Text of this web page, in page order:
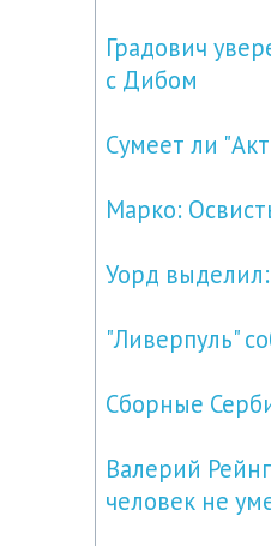
Градович
с Дибом
Сумеет ли
Марко:
Уорд
"Ливерпуль"
Сборные
Валерий
человек не